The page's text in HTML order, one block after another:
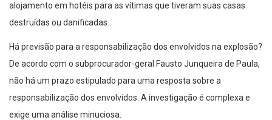
alojamento em hotéis para as vítimas que tiveram suas casas
destruídas ou danificadas.
Há previsão para a responsabilização dos envolvidos na explosão?
De acordo com o subprocurador-geral Fausto Junqueira de Paula,
não há um prazo estipulado para uma resposta sobre a
responsabilização dos envolvidos. A investigação é complexa e
exige uma análise minuciosa.